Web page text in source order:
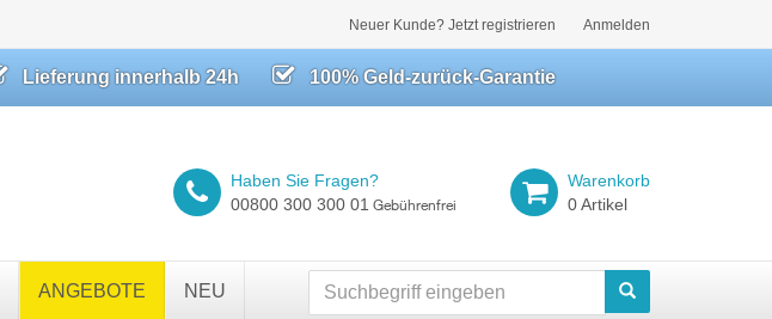
Neuer Kunde? Jetzt registrieren Anmelden
Lieferung innerhalb 24h 100% Geld-zurück-Garantie
Warenkorb
0 Artikel
Haben Sie Fragen?
00800 300 300 01 Gebührenfrei
ANGEBOTE NEU